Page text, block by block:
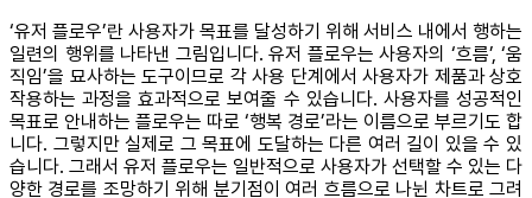
‘유저 플로우’란 사용자가 목표를 달성하기 위해 서비스 내에서 행하는
일련의 행위를 나타낸 그림입니다. 유저 플로우는 사용자의 ‘흐름’, ‘움
직임’을 묘사하는 도구이므로 각 사용 단계에서 사용자가 제품과 상호
작용하는 과정을 효과적으로 보여줄 수 있습니다. 사용자를 성공적인
목표로 안내하는 플로우는 따로 ‘행복 경로’라는 이름으로 부르기도 합
니다. 그렇지만 실제로 그 목표에 도달하는 다른 여러 길이 있을 수 있
습니다. 그래서 유저 플로우는 일반적으로 사용자가 선택할 수 있는 다
양한 경로를 조망하기 위해 분기점이 여러 흐름으로 나뉜 차트로 그려